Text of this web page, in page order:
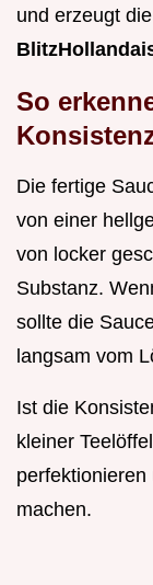
und erzeugt
So
Die fertige
von einer
von locker
Substanz.
sollte die
langsam vom
Ist die
kleiner
machen.